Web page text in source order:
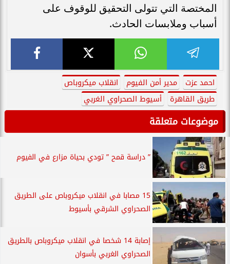
المختصة التي تتولى التحقيق للوقوف على
أسباب وملابسات الحادث.
احمد عزت مدير أمن الفيوم
انقلاب ميكروباص
طريق القاهرة
أسيوط الصحراوي الغربي
موضوعات متعلقة
” دراسة قمح ” تودي بحياة مزارع في الفيوم
15 مصابا في انقلاب ميكروباص على الطريق
الصحراوي الشرقي بأسيوط
إصابة 14 شخصا في انقلاب ميكروباص بالطريق
الصحراوي الغربي بأسوان